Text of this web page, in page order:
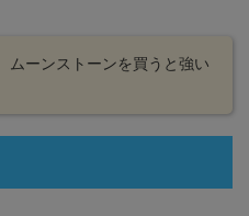
ムーンストーンを買うと強い